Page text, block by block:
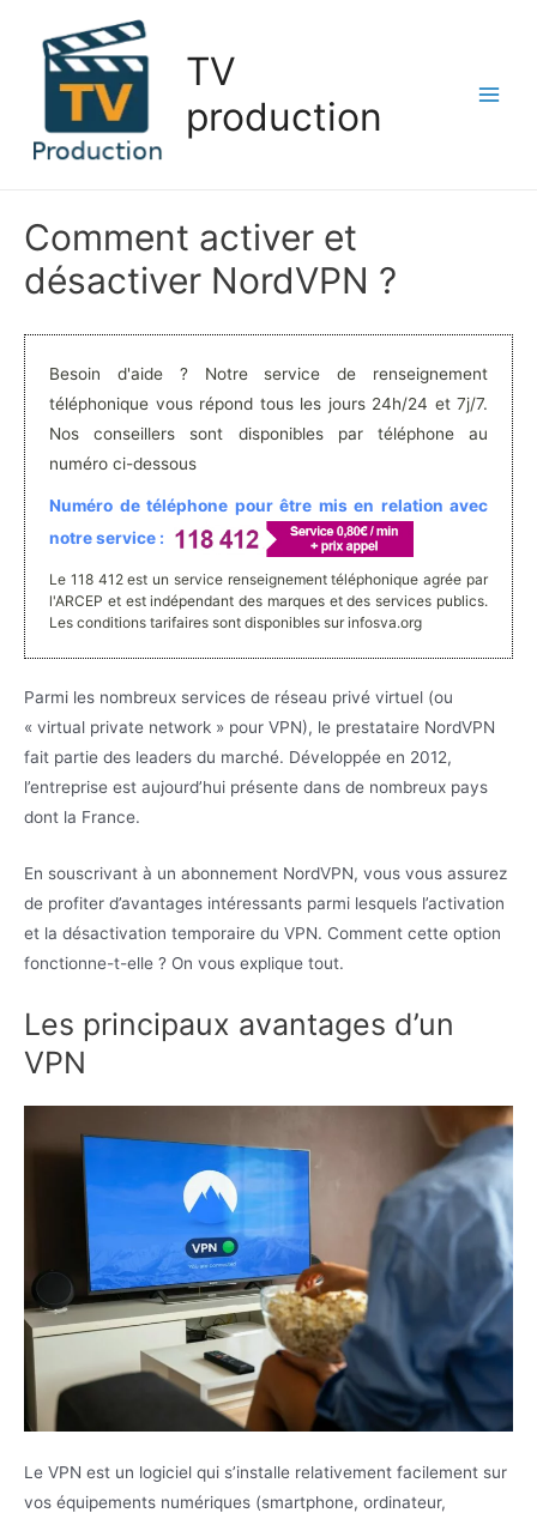
contenu
TV
production
Comment activer et
désactiver NordVPN ?
Besoin d'aide ? Notre service de renseignement
téléphonique vous répond tous les jours 24h/24 et 7j/7.
Nos conseillers sont disponibles par téléphone au
numéro ci-dessous
Numéro de téléphone pour être mis en relation avec
notre service :
Le 118 412 est un service renseignement téléphonique agrée par
l'ARCEP et est indépendant des marques et des services publics.
Les conditions tarifaires sont disponibles sur infosva.org
Parmi les nombreux services de réseau privé virtuel (ou
« virtual private network » pour VPN), le prestataire NordVPN
fait partie des leaders du marché. Développée en 2012,
l’entreprise est aujourd’hui présente dans de nombreux pays
dont la France.
En souscrivant à un abonnement NordVPN, vous vous assurez
de profiter d’avantages intéressants parmi lesquels l’activation
et la désactivation temporaire du VPN. Comment cette option
fonctionne-t-elle ? On vous explique tout.
Les principaux avantages d’un
VPN
Le VPN est un logiciel qui s’installe relativement facilement sur
vos équipements numériques (smartphone, ordinateur,